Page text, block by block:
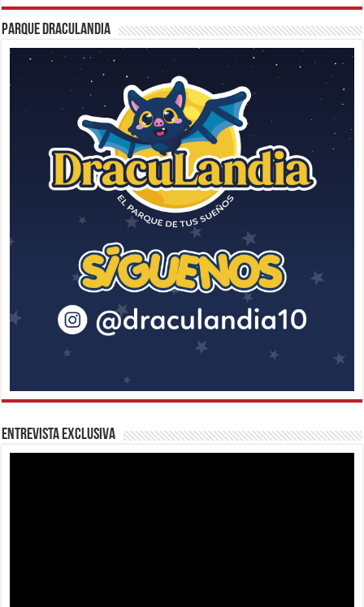
Parque Draculandia
Entrevista Exclusiva